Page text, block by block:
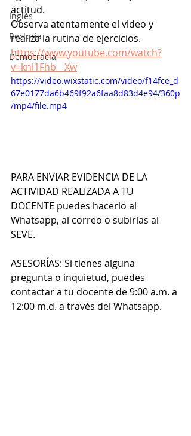
Inglés
Rectoría
Democracia
actitud.
Observa atentamente el video y
realiza la rutina de ejercicios.
https://www.youtube.com/watch?
v=knl1Fhb__Xw
https://video.wixstatic.com/video/f14fce_d
67e0177da6b469f92a6faa8d83d4e94/360p
/mp4/file.mp4
PARA ENVIAR EVIDENCIA DE LA
ACTIVIDAD REALIZADA A TU
DOCENTE puedes hacerlo al
Whatsapp, al correo o subirlas al
SEVE.
ASESORÍAS: Si tienes alguna
pregunta o inquietud, puedes
contactar a tu docente de 9:00 a.m. a
12:00 m.d. a través del Whatsapp.